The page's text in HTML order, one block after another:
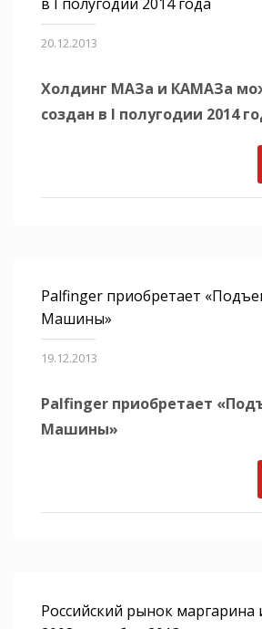
20.12.2013
Холдинг МАЗа и КАМАЗа
создан в I полугодии 2014
Palfinger приобретает
Машины»
19.12.2013
Palfinger приобретает
Машины»
Российский рынок